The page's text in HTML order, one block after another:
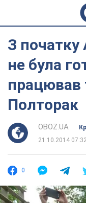
З початку
не була
працював
Полторак
OBOZ.UA
21.10.2014
0